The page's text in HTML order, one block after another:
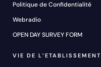
Politique de Confidentialité
Webradio
OPEN DAY SURVEY FORM
VIE DE L’ETABLISSEMENT